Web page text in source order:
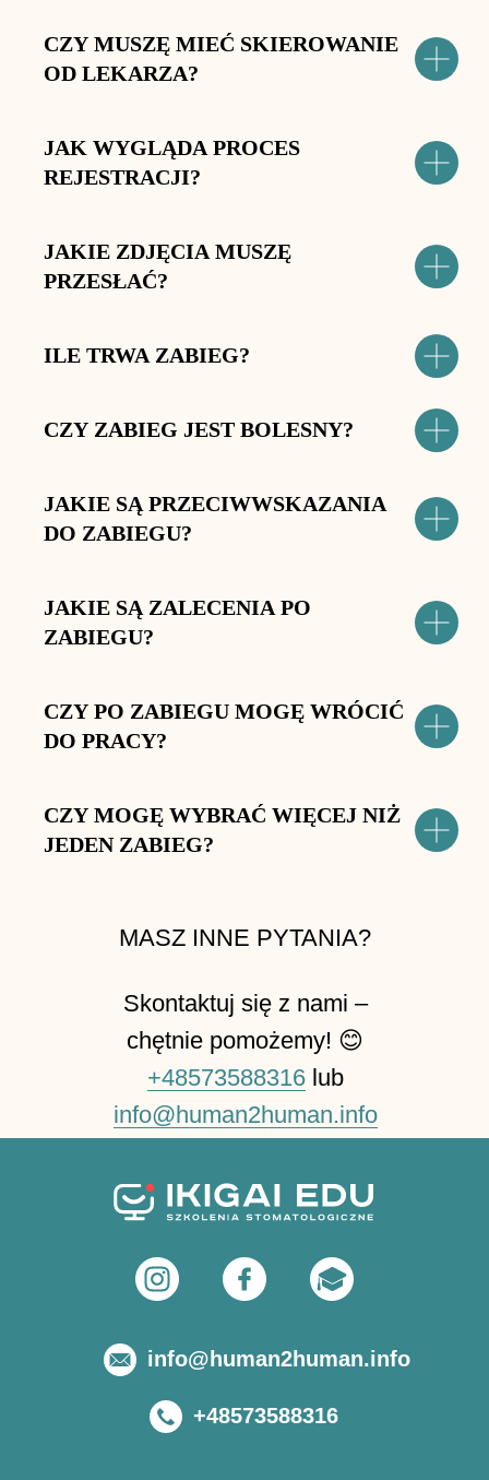
CZY MUSZĘ MIEĆ SKIEROWANIE
OD LEKARZA?
JAK WYGLĄDA PROCES
REJESTRACJI?
JAKIE ZDJĘCIA MUSZĘ
PRZESŁAĆ?
ILE TRWA ZABIEG?
CZY ZABIEG JEST BOLESNY?
JAKIE SĄ PRZECIWWSKAZANIA
DO ZABIEGU?
JAKIE SĄ ZALECENIA PO
ZABIEGU?
CZY PO ZABIEGU MOGĘ WRÓCIĆ
DO PRACY?
CZY MOGĘ WYBRAĆ WIĘCEJ NIŻ
JEDEN ZABIEG?
Skontaktuj się z nami –
chętnie pomożemy! 😊
+48573588316lub
info@human2human.info
MASZ INNE PYTANIA?
info@human2human.info
+48573588316